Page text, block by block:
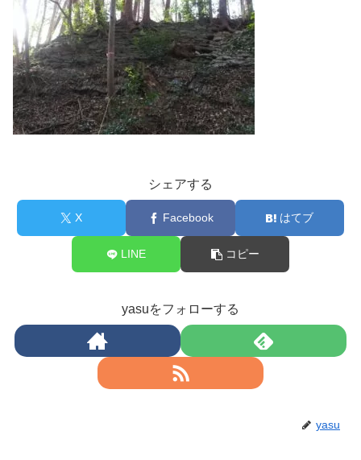
シェアする
X Facebook はてブ
LINE コピー
yasuをフォローする
yasu